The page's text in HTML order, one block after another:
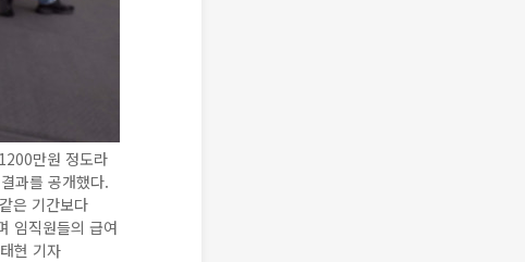
만원 정도라
과를 공개했다.
은 기간보다
임직원들의 급여
현 기자